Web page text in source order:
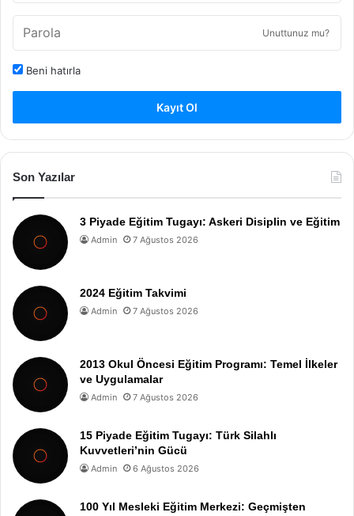
Unuttunuz mu?
Beni hatırla
Kayıt Ol
Son Yazılar
3 Piyade Eğitim Tugayı: Askeri Disiplin ve Eğitim
Admin 7 Ağustos 2026
2024 Eğitim Takvimi
Admin 7 Ağustos 2026
2013 Okul Öncesi Eğitim Programı: Temel İlkeler
ve Uygulamalar
Admin 7 Ağustos 2026
15 Piyade Eğitim Tugayı: Türk Silahlı
Kuvvetleri’nin Gücü
Admin 6 Ağustos 2026
100 Yıl Mesleki Eğitim Merkezi: Geçmişten